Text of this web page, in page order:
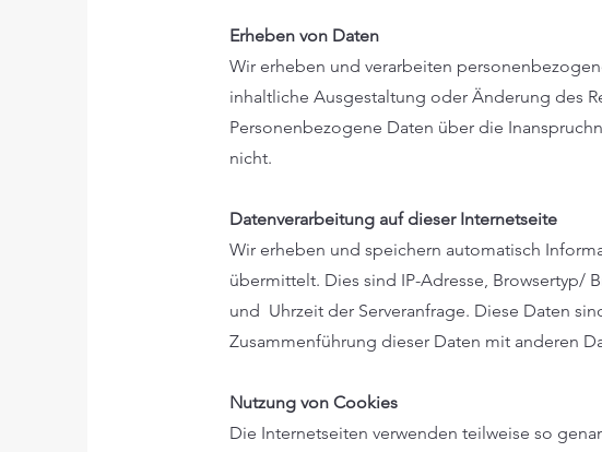
Erheben von Daten
Wir erheben und verarbeiten
inhaltliche Ausgestaltung oder Änderung des
Personenbezogene Daten über die
nicht.
Datenverarbeitung auf dieser Internetseite
Wir erheben und speichern automatisch
übermittelt. Dies sind IP-Adresse, Browsertyp/
und Uhrzeit der Serveranfrage. Diese Daten
Zusammenführung dieser Daten mit anderen
Nutzung von Cookies
Die Internetseiten verwenden teilweise so